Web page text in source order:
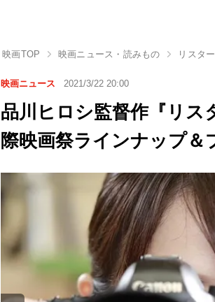
映画TOP 映画ニュース・読みもの リスタ
映画ニュース 2021/3/22 20:00
品川ヒロシ監督作『リス
際映画祭ラインナップ＆